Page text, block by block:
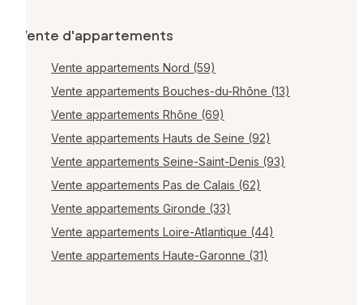
Vente d'appartements
Vente appartements Nord (59)
Vente appartements Bouches-du-Rhône (13)
Vente appartements Rhône (69)
Vente appartements Hauts de Seine (92)
Vente appartements Seine-Saint-Denis (93)
Vente appartements Pas de Calais (62)
Vente appartements Gironde (33)
Vente appartements Loire-Atlantique (44)
Vente appartements Haute-Garonne (31)